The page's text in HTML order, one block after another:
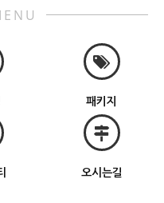
패키지
오시는길